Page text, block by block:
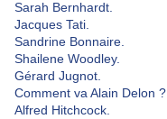
Sarah Bernhardt.
Jacques Tati.
Sandrine Bonnaire.
Shailene Woodley.
Gérard Jugnot.
Comment va Alain Delon ?
Alfred Hitchcock.